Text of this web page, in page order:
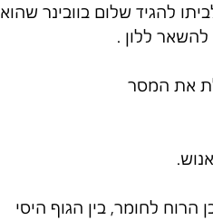
להגיד שלום בוובינר שהוא
ללון .
את המסר
לחומר, בין הגוף היסי